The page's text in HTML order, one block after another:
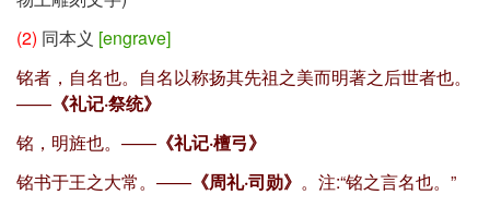
(2) 同本义 [engrave]
铭者，自名也。自名以称扬其先祖之美而明著之后世者也。
—— 《礼记·祭统》
铭，明旌也。—— 《礼记·檀弓》
铭书于王之大常。—— 《周礼·司勋》 。注:“铭之言名也。”